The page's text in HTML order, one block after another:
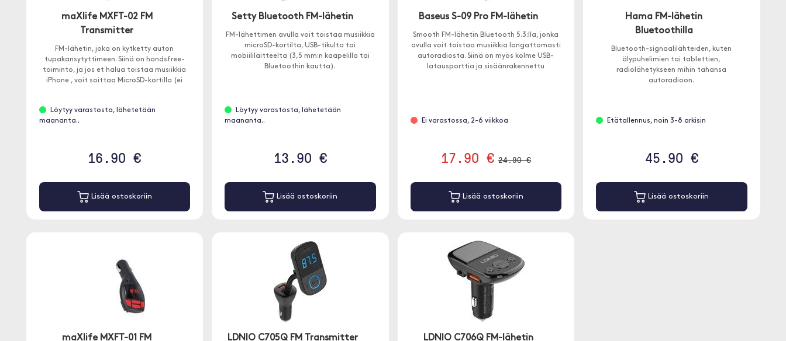
maXlife MXFT-02 FM
Transmitter
FM-lähetin, joka on kytketty auton
tupakansytyttimeen. Siinä on handsfree-
toiminto, ja jos et halua toistaa musiikkia
iPhone , voit soittaa MicroSD-kortilla (ei
Löytyy varastosta, lähetetään
maananta..
16.90 €
Lisää ostoskoriin
Setty Bluetooth FM-lähetin
FM-lähettimen avulla voit toistaa musiikkia
microSD-kortilta, USB-tikulta tai
mobiililaitteelta (3,5 mm:n kaapelilla tai
Bluetoothin kautta).
Löytyy varastosta, lähetetään
maananta..
13.90 €
Lisää ostoskoriin
Baseus S-09 Pro FM-lähetin
Smooth FM-lähetin Bluetooth 5.3:lla, jonka
avulla voit toistaa musiikkia langattomasti
autoradiosta. Siinä on myös kolme USB-
latausporttia ja sisäänrakennettu
Ei varastossa, 2-6 viikkoa
17.90 € 24.90 €
Lisää ostoskoriin
Hama FM-lähetin
Bluetoothilla
Bluetooth-signaalilähteiden, kuten
älypuhelimien tai tablettien,
radiolähetykseen mihin tahansa
autoradioon.
Etätallennus, noin 3-8 arkisin
45.90 €
Lisää ostoskoriin
maXlife MXFT-01 FM
LDNIO C705Q FM Transmitter
LDNIO C706Q FM-lähetin